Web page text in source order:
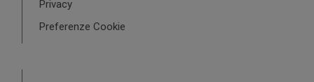
Privacy
Preferenze Cookie